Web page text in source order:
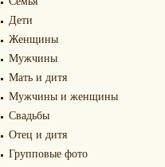
Дети
Женщины
Мужчины
Мать и дитя
Мужчины и женщины
Свадьбы
Отец и дитя
Групповые фото